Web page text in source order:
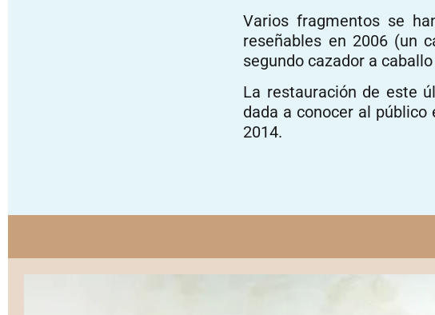
Varios fragmentos se
reseñables en 2006 (un
segundo cazador a
La restauración de este
dada a conocer al
2014.